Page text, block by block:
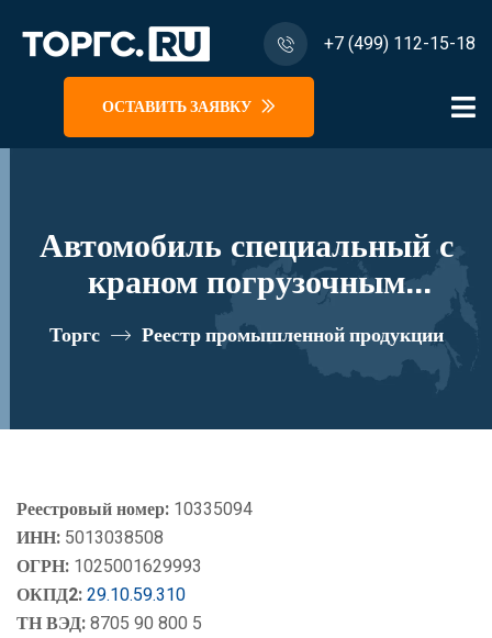
+7 (499) 112-15-18
ОСТАВИТЬ ЗАЯВКУ
Автомобиль специальный с
краном погрузочным
гидравлическим типа КМА на
базе КАМАЗ 43118 и его
реестровый номер 10335094
Торгс Реестр промышленной продукции
Реестровый номер: 10335094
ИНН: 5013038508
ОГРН: 1025001629993
ОКПД2:29.10.59.310
ТН ВЭД:8705 90 800 5